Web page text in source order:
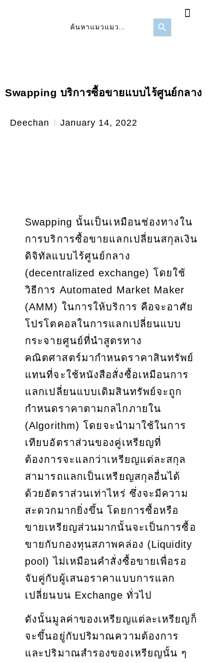
Search
Search Button
Swapping บริการซื้อขายแบบไร้ศูนย์กลาง
Deechan January 14, 2022
Swapping นั้นเป็นเหมือนช่องทางใน
การบริการซื้อขายแลกเปลี่ยนสกุลเงิน
ดิจิทัลแบบไร้ศูนย์กลาง
(decentralized exchange) โดยใช้
วิธีการ Automated Market Maker
(AMM) ในการให้บริการ คือจะอาศัย
โปรโตคอลในการแลกเปลี่ยนแบบ
กระจายศูนย์ที่นำสูตรทาง
คณิตศาสตร์มากำหนดราคาสินทรัพย์
แทนที่จะใช้หนังสือสั่งซื้อเหมือนการ
แลกเปลี่ยนแบบเดิมสินทรัพย์จะถูก
กำหนดราคาตามกลไกภายใน
(Algorithm) โดยจะนำมาใช้ในการ
เทียบอัตราส่วนของคู่เหรียญที่
ต้องการจะแลกว่าเหรียญแต่ละสกุล
สามารถแลกเป็นเหรียญสกุลอื่นได้
ด้วยอัตราส่วนเท่าไหร่ ซึ่งจะมีความ
สะดวกมากยิ่งขึ้น โดยการซื้อหรือ
ขายเหรียญส่วนมากนั้นจะเป็นการซื้อ
ขายกับกองทุนสภาพคล่อง (Liquidity
pool) ไม่เหมือนคำสั่งซื้อขายเพื่อรอ
จับคู่กับผู้เสนอราคาแบบการแลก
เปลี่ยนบน Exchange ทั่วไป
ดังนั้นมูลค่าของเหรียญแต่ละเหรียญก็
จะขึ้นอยู่กับปริมาณความต้องการ
และปริมาณสำรองของเหรียญนั้น ๆ